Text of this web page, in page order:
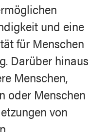
und eine
für Menschen
Darüber hinaus
Menschen,
oder Menschen
von